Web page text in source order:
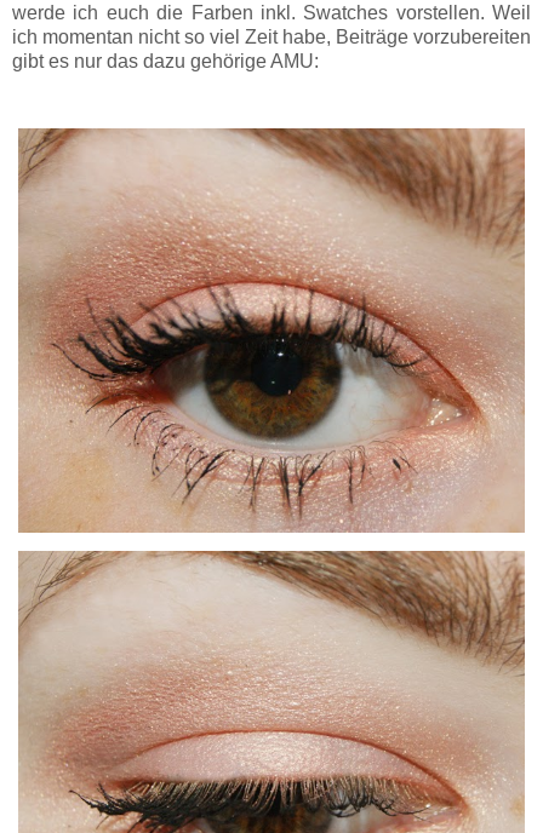
werde ich euch die Farben inkl. Swatches vorstellen. Weil
ich momentan nicht so viel Zeit habe, Beiträge vorzubereiten
gibt es nur das dazu gehörige AMU: